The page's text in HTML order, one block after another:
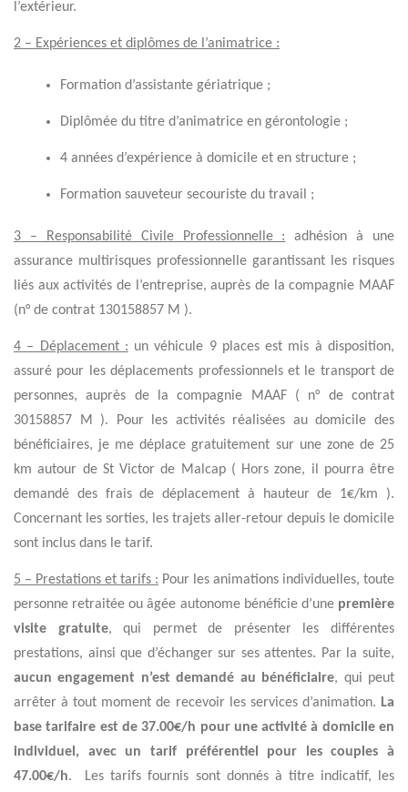
l’extérieur.
2 – Expériences et diplômes de l’animatrice :
Formation d’assistante gériatrique ;
Diplômée du titre d’animatrice en gérontologie ;
4 années d’expérience à domicile et en structure ;
Formation sauveteur secouriste du travail ;
3 – Responsabilité Civile Professionnelle : adhésion à une
assurance multirisques professionnelle garantissant les risques
liés aux activités de l’entreprise, auprès de la compagnie MAAF
(n° de contrat 130158857 M ).
4 – Déplacement : un véhicule 9 places est mis à disposition,
assuré pour les déplacements professionnels et le transport de
personnes, auprès de la compagnie MAAF ( n° de contrat
30158857 M ). Pour les activités réalisées au domicile des
bénéficiaires, je me déplace gratuitement sur une zone de 25
km autour de St Victor de Malcap ( Hors zone, il pourra être
demandé des frais de déplacement à hauteur de 1€/km ).
Concernant les sorties, les trajets aller-retour depuis le domicile
sont inclus dans le tarif.
5 – Prestations et tarifs : Pour les animations individuelles, toute
personne retraitée ou âgée autonome bénéficie d’une première
visite gratuite, qui permet de présenter les différentes
prestations, ainsi que d’échanger sur ses attentes. Par la suite,
aucun engagement n’est demandé au bénéficiaire, qui peut
arrêter à tout moment de recevoir les services d’animation. La
base tarifaire est de 37.00€/h pour une activité à domicile en
individuel, avec un tarif préférentiel pour les couples à
47.00€/h. Les tarifs fournis sont donnés à titre indicatif, les